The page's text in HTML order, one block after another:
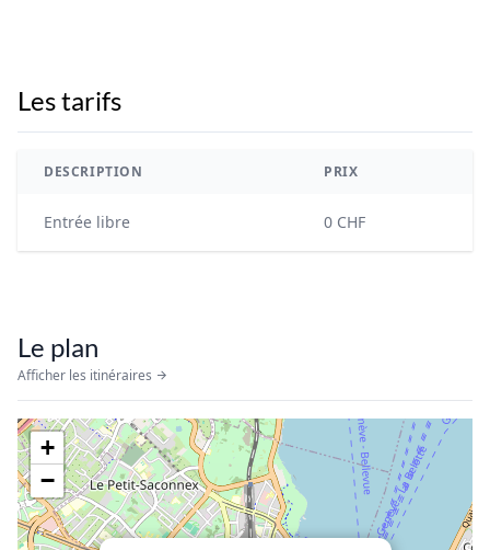
Les tarifs
DESCRIPTION PRIX
Entrée libre 0 CHF
Le plan
Afficher les itinéraires
+
−